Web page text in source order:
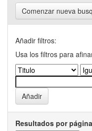
Comenzar nueva
Añadir filtros:
Usa los filtros para
Resultados por página